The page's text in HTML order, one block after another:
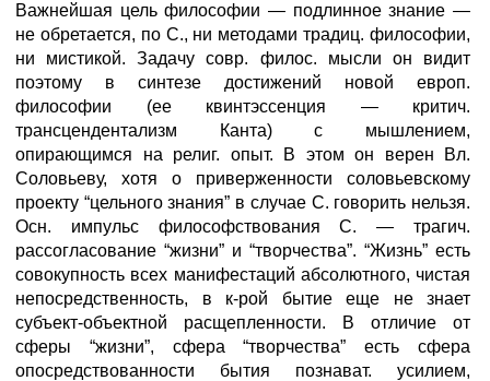
Важнейшая цель философии — подлинное знание —
не обретается, по С., ни методами традиц. философии,
ни мистикой. Задачу совр. филос. мысли он видит
поэтому в синтезе достижений новой европ.
философии (ее квинтэссенция — критич.
трансцендентализм Канта) с мышлением,
опирающимся на религ. опыт. В этом он верен Вл.
Соловьеву, хотя о приверженности соловьевскому
проекту “цельного знания” в случае С. говорить нельзя.
Осн. импульс философствования С. — трагич.
рассогласование “жизни” и “творчества”. “Жизнь” есть
совокупность всех манифестаций абсолютного, чистая
непосредственность, в к-рой бытие еще не знает
субъект-объектной расщепленности. В отличие от
сферы “жизни”, сфера “творчества” есть сфера
опосредствованности бытия познават. усилием,